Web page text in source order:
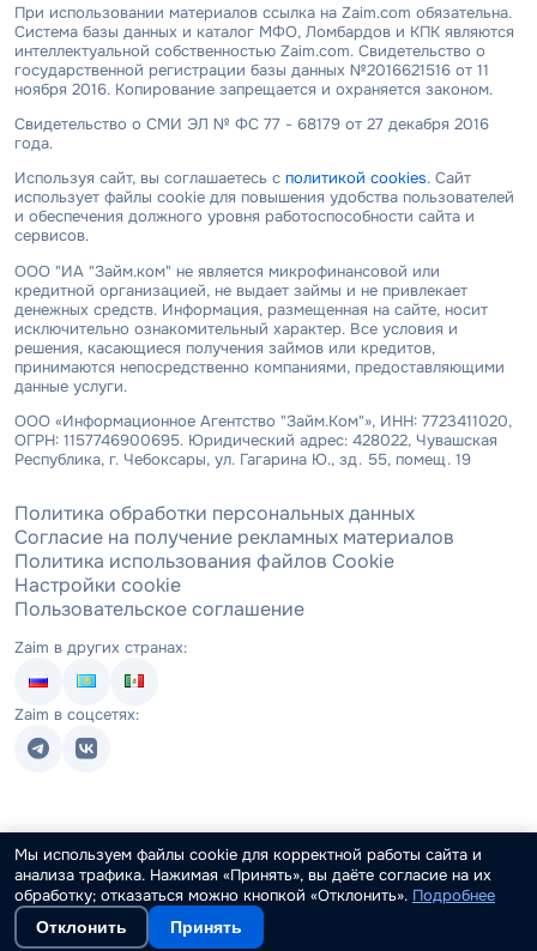
При использовании материалов ссылка на Zaim.com обязательна.
Система базы данных и каталог МФО, Ломбардов и КПК являются
интеллектуальной собственностью Zaim.com. Свидетельство о
государственной регистрации базы данных №2016621516 от 11
ноября 2016. Копирование запрещается и охраняется законом.
Свидетельство о СМИ ЭЛ № ФС 77 - 68179 от 27 декабря 2016
года.
Используя сайт, вы соглашаетесь с политикой cookies. Сайт
использует файлы cookie для повышения удобства пользователей
и обеспечения должного уровня работоспособности сайта и
сервисов.
ООО "ИА "Займ.ком" не является микрофинансовой или
кредитной организацией, не выдает займы и не привлекает
денежных средств. Информация, размещенная на сайте, носит
исключительно ознакомительный характер. Все условия и
решения, касающиеся получения займов или кредитов,
принимаются непосредственно компаниями, предоставляющими
данные услуги.
ООО «Информационное Агентство "Займ.Ком"», ИНН: 7723411020,
ОГРН: 1157746900695. Юридический адрес: 428022, Чувашская
Республика, г. Чебоксары, ул. Гагарина Ю., зд. 55, помещ. 19
Политика обработки персональных данных
Согласие на получение рекламных материалов
Политика использования файлов Cookie
Настройки cookie
Пользовательское соглашение
Zaim в других странах:
Zaim в соцсетях:
Мы используем файлы cookie для корректной работы сайта и
анализа трафика. Нажимая «Принять», вы даёте согласие на их
обработку; отказаться можно кнопкой «Отклонить». Подробнее
Отклонить Принять